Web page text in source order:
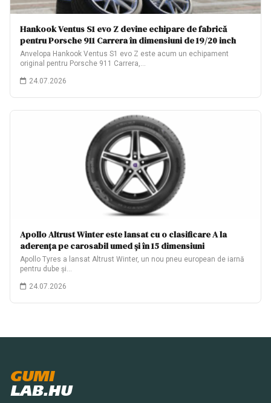
Hankook Ventus S1 evo Z devine echipare de fabrică
pentru Porsche 911 Carrera în dimensiuni de 19/20 inch
Anvelopa Hankook Ventus S1 evo Z este acum un echipament
original pentru Porsche 911 Carrera,…
24.07.2026
Apollo Altrust Winter este lansat cu o clasificare A la
aderența pe carosabil umed și în 15 dimensiuni
Apollo Tyres a lansat Altrust Winter, un nou pneu european de iarnă
pentru dube și…
24.07.2026
GUMI
LAB.HU